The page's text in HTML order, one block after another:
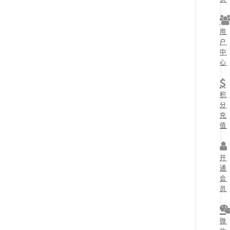
用
户
中
心
积
分
充
值
开
通
会
员
微